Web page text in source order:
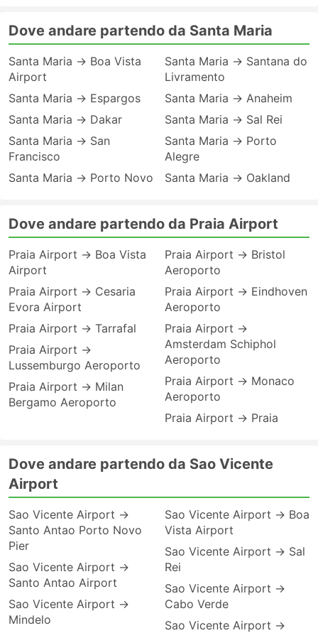
Dove andare partendo da Santa Maria
Santa Maria → Boa Vista
Airport
Santa Maria → Espargos
Santa Maria → Dakar
Santa Maria → San
Francisco
Santa Maria → Porto Novo
Santa Maria → Santana do
Livramento
Santa Maria → Anaheim
Santa Maria → Sal Rei
Santa Maria → Porto
Alegre
Santa Maria → Oakland
Dove andare partendo da Praia Airport
Praia Airport → Boa Vista
Airport
Praia Airport → Cesaria
Evora Airport
Praia Airport → Tarrafal
Praia Airport →
Lussemburgo Aeroporto
Praia Airport → Milan
Bergamo Aeroporto
Praia Airport → Bristol
Aeroporto
Praia Airport → Eindhoven
Aeroporto
Praia Airport →
Amsterdam Schiphol
Aeroporto
Praia Airport → Monaco
Aeroporto
Praia Airport → Praia
Dove andare partendo da Sao Vicente
Airport
Sao Vicente Airport →
Santo Antao Porto Novo
Pier
Sao Vicente Airport →
Santo Antao Airport
Sao Vicente Airport →
Mindelo
Sao Vicente Airport → Boa
Vista Airport
Sao Vicente Airport → Sal
Rei
Sao Vicente Airport →
Cabo Verde
Sao Vicente Airport →